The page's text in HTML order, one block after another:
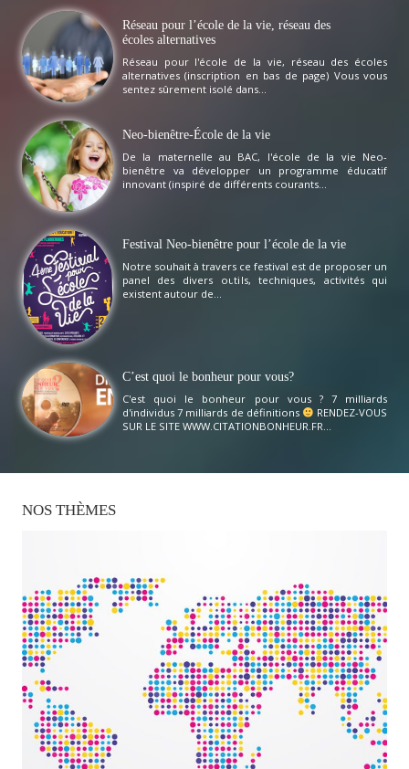
Réseau pour l’école de la vie, réseau des
écoles alternatives
Réseau pour l'école de la vie, réseau des écoles
alternatives (inscription en bas de page) Vous vous
sentez sûrement isolé dans...
Neo-bienêtre-École de la vie
De la maternelle au BAC, l'école de la vie Neo-
bienêtre va développer un programme éducatif
innovant (inspiré de différents courants...
Festival Neo-bienêtre pour l’école de la vie
Notre souhait à travers ce festival est de proposer un
panel des divers outils, techniques, activités qui
existent autour de...
C’est quoi le bonheur pour vous?
C'est quoi le bonheur pour vous ? 7 milliards
d'individus 7 milliards de définitions
RENDEZ-VOUS
SUR LE SITE WWW.CITATIONBONHEUR.FR...
NOS THÈMES